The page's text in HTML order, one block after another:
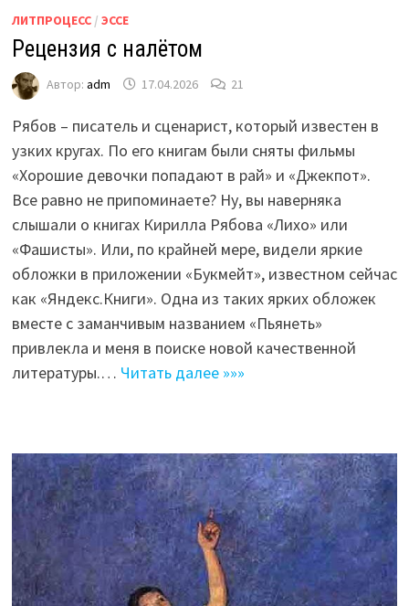
ЛИТПРОЦЕСС/ ЭССЕ
Рецензия с налётом
Автор: adm 17.04.2026 21
Рябов – писатель и сценарист, который известен в
узких кругах. По его книгам были сняты фильмы
«Хорошие девочки попадают в рай» и «Джекпот».
Все равно не припоминаете? Ну, вы наверняка
слышали о книгах Кирилла Рябова «Лихо» или
«Фашисты». Или, по крайней мере, видели яркие
обложки в приложении «Букмейт», известном сейчас
как «Яндекс.Книги». Одна из таких ярких обложек
вместе с заманчивым названием «Пьянеть»
привлекла и меня в поиске новой качественной
литературы.… Читать далее »»»